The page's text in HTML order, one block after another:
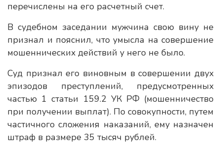
перечислены на его расчетный счет.
В судебном заседании мужчина свою вину не
признал и пояснил, что умысла на совершение
мошеннических действий у него не было.
Суд признал его виновным в совершении двух
эпизодов преступлений, предусмотренных
частью 1 статьи 159.2 УК РФ (мошенничество
при получении выплат). По совокупности, путем
частичного сложения наказаний, ему назначен
штраф в размере 35 тысяч рублей.